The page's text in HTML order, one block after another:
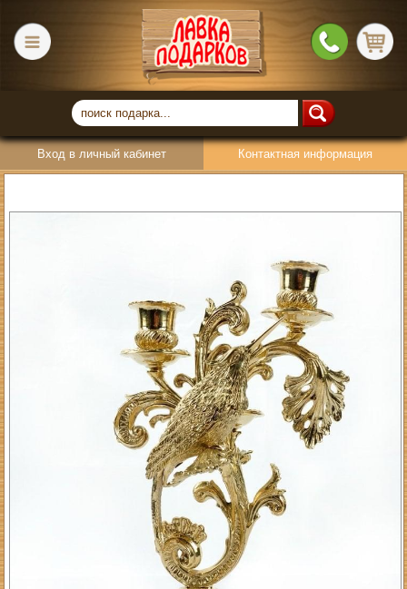
Вход в личный кабинет Контактная информация